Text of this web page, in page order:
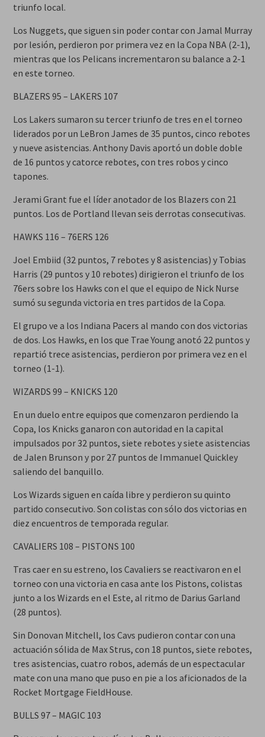
triunfo local.
Los Nuggets, que siguen sin poder contar con Jamal Murray
por lesión, perdieron por primera vez en la Copa NBA (2-1),
mientras que los Pelicans incrementaron su balance a 2-1
en este torneo.
BLAZERS 95 – LAKERS 107
Los Lakers sumaron su tercer triunfo de tres en el torneo
liderados por un LeBron James de 35 puntos, cinco rebotes
y nueve asistencias. Anthony Davis aportó un doble doble
de 16 puntos y catorce rebotes, con tres robos y cinco
tapones.
Jerami Grant fue el líder anotador de los Blazers con 21
puntos. Los de Portland llevan seis derrotas consecutivas.
HAWKS 116 – 76ERS 126
Joel Embiid (32 puntos, 7 rebotes y 8 asistencias) y Tobias
Harris (29 puntos y 10 rebotes) dirigieron el triunfo de los
76ers sobre los Hawks con el que el equipo de Nick Nurse
sumó su segunda victoria en tres partidos de la Copa.
El grupo ve a los Indiana Pacers al mando con dos victorias
de dos. Los Hawks, en los que Trae Young anotó 22 puntos y
repartió trece asistencias, perdieron por primera vez en el
torneo (1-1).
WIZARDS 99 – KNICKS 120
En un duelo entre equipos que comenzaron perdiendo la
Copa, los Knicks ganaron con autoridad en la capital
impulsados por 32 puntos, siete rebotes y siete asistencias
de Jalen Brunson y por 27 puntos de Immanuel Quickley
saliendo del banquillo.
Los Wizards siguen en caída libre y perdieron su quinto
partido consecutivo. Son colistas con sólo dos victorias en
diez encuentros de temporada regular.
CAVALIERS 108 – PISTONS 100
Tras caer en su estreno, los Cavaliers se reactivaron en el
torneo con una victoria en casa ante los Pistons, colistas
junto a los Wizards en el Este, al ritmo de Darius Garland
(28 puntos).
Sin Donovan Mitchell, los Cavs pudieron contar con una
actuación sólida de Max Strus, con 18 puntos, siete rebotes,
tres asistencias, cuatro robos, además de un espectacular
mate con una mano que puso en pie a los aficionados de la
Rocket Mortgage FieldHouse.
BULLS 97 – MAGIC 103